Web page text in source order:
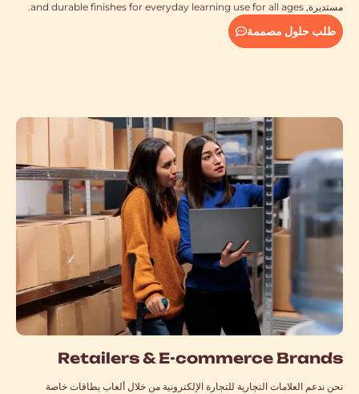
مستديرة, and durable finishes for everyday learning use for all ages
.
طلب حلول مصممة
Retailers&E-commerce Brands
نحن ندعم العلامات التجارية للتجارة الإلكترونية من خلال ألعاب بطاقات خاصة